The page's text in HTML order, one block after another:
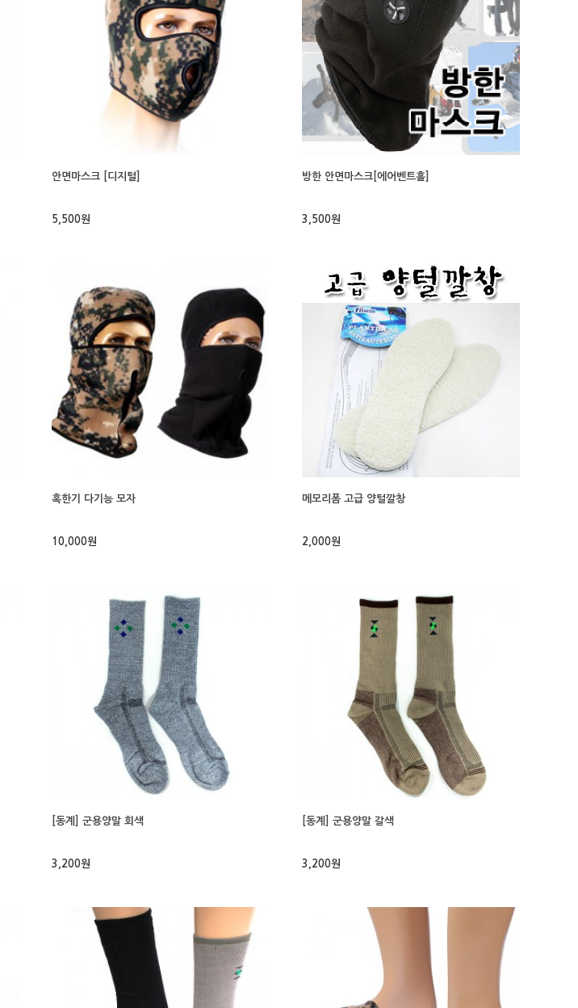
안면마스크 [디지털]
5,500원
방한 안면마스크[에어벤트홀]
3,500원
혹한기 다기능 모자
10,000원
메모리폼 고급 양털깔창
2,000원
[동계] 군용양말 회색
3,200원
[동계] 군용양말 갈색
3,200원